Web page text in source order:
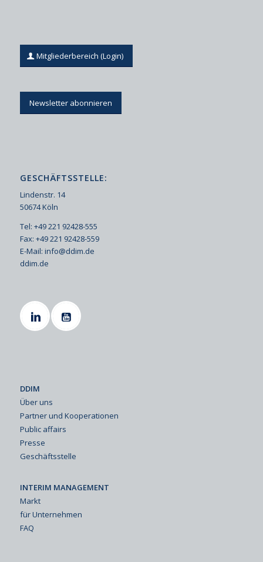
Mitgliederbereich (Login)
Newsletter abonnieren
GESCHÄFTSSTELLE:
Lindenstr. 14
50674 Köln
Tel: +49 221 92428-555
Fax: +49 221 92428-559
E-Mail: info@ddim.de
ddim.de
DDIM
Über uns
Partner und Kooperationen
Public affairs
Presse
Geschäftsstelle
INTERIM MANAGEMENT
Markt
für Unternehmen
FAQ